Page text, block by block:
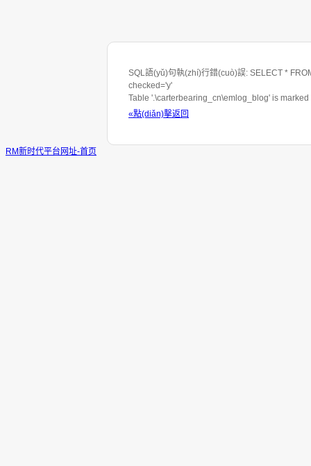
SQL語(yǔ)句執(zhí)行錯(cuò)誤: SELECT *
checked='y'
Table '.\carterbearing_cn\emlog_blog' is
«點(diǎn)擊返回
RM新时代平台网址-首页